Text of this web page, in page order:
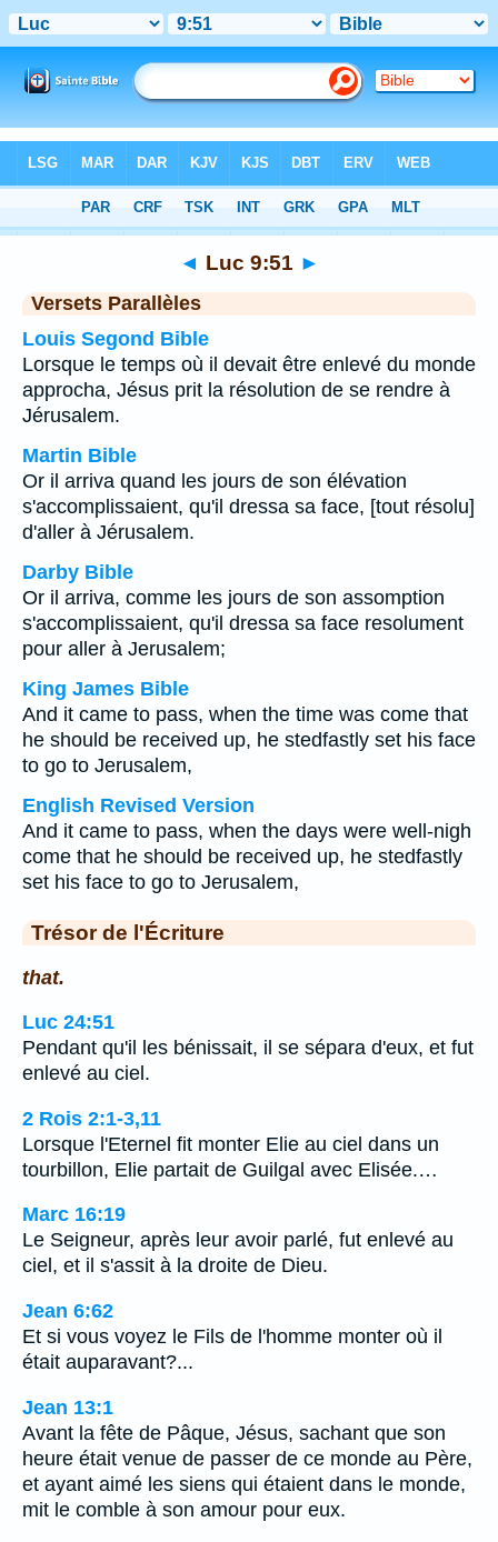
Chapitre 9 > Verset 51
◄ Luc 9:51 ►
Versets Parallèles
Louis Segond Bible
Lorsque le temps où il devait être enlevé du monde
approcha, Jésus prit la résolution de se rendre à
Jérusalem.
Martin Bible
Or il arriva quand les jours de son élévation
s'accomplissaient, qu'il dressa sa face, [tout résolu]
d'aller à Jérusalem.
Darby Bible
Or il arriva, comme les jours de son assomption
s'accomplissaient, qu'il dressa sa face resolument
pour aller à Jerusalem;
King James Bible
And it came to pass, when the time was come that
he should be received up, he stedfastly set his face
to go to Jerusalem,
English Revised Version
And it came to pass, when the days were well-nigh
come that he should be received up, he stedfastly
set his face to go to Jerusalem,
Trésor de l'Écriture
that.
Luc 24:51
Pendant qu'il les bénissait, il se sépara d'eux, et fut
enlevé au ciel.
2 Rois 2:1-3,11
Lorsque l'Eternel fit monter Elie au ciel dans un
tourbillon, Elie partait de Guilgal avec Elisée.…
Marc 16:19
Le Seigneur, après leur avoir parlé, fut enlevé au
ciel, et il s'assit à la droite de Dieu.
Jean 6:62
Et si vous voyez le Fils de l'homme monter où il
était auparavant?...
Jean 13:1
Avant la fête de Pâque, Jésus, sachant que son
heure était venue de passer de ce monde au Père,
et ayant aimé les siens qui étaient dans le monde,
mit le comble à son amour pour eux.